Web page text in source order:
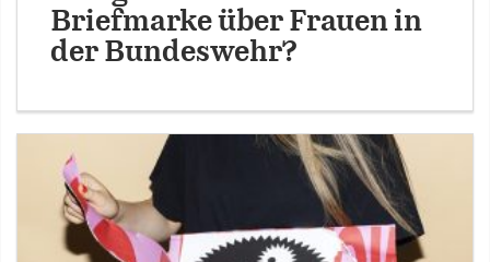
Briefmarke über Frauen in
der Bundeswehr?